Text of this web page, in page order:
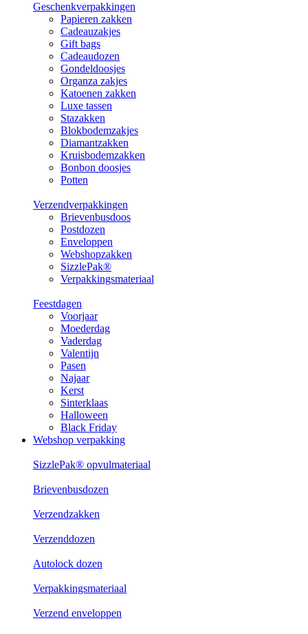
Geschenkverpakkingen
Papieren zakken
Cadeauzakjes
Gift bags
Cadeaudozen
Gondeldoosjes
Organza zakjes
Katoenen zakken
Luxe tassen
Stazakken
Blokbodemzakjes
Diamantzakken
Kruisbodemzakken
Bonbon doosjes
Potten
Verzendverpakkingen
Brievenbusdoos
Postdozen
Enveloppen
Webshopzakken
SizzlePak®
Verpakkingsmateriaal
Feestdagen
Voorjaar
Moederdag
Vaderdag
Valentijn
Pasen
Najaar
Kerst
Sinterklaas
Halloween
Black Friday
Webshop verpakking
SizzlePak® opvulmateriaal
Brievenbusdozen
Verzendzakken
Verzenddozen
Autolock dozen
Verpakkingsmateriaal
Verzend enveloppen